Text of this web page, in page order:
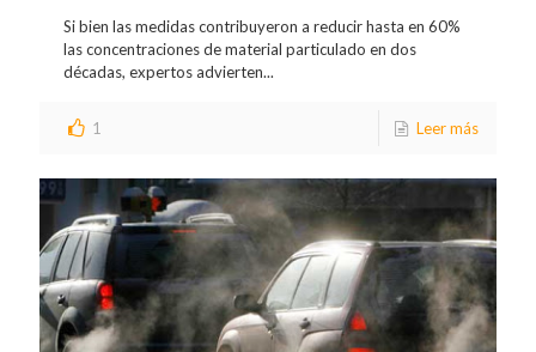
Si bien las medidas contribuyeron a reducir hasta en 60%
las concentraciones de material particulado en dos
décadas, expertos advierten...
1 Leer más